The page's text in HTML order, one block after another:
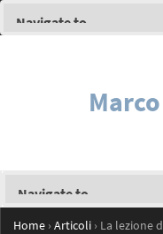
Home › Articoli › La lezione